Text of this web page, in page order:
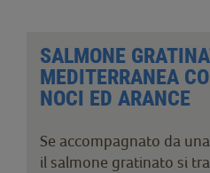
SALMONE
MEDITERRANEA
NOCI ED ARANCE
Se accompagnato da
il salmone gratinato si